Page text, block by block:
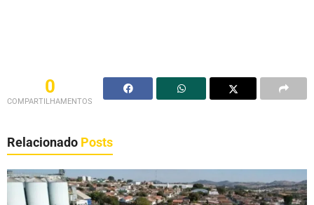
0
COMPARTILHAMENTOS
Relacionado Posts